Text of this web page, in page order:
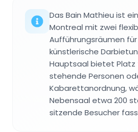
Das Bain Mathieu ist
Montreal mit zwei
Aufführungsräumen
künstlerische
Hauptsaal bietet Platz
stehende Personen
Kabarettanordnung,
Nebensaal etwa 200
sitzende Besucher